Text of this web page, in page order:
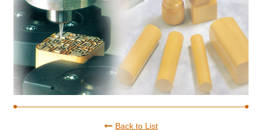
Back to List